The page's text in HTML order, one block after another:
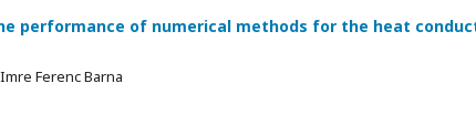
performance of numerical methods for the heat
Ferenc Barna